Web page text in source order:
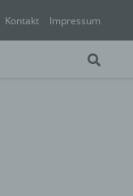
Kontakt Impressum